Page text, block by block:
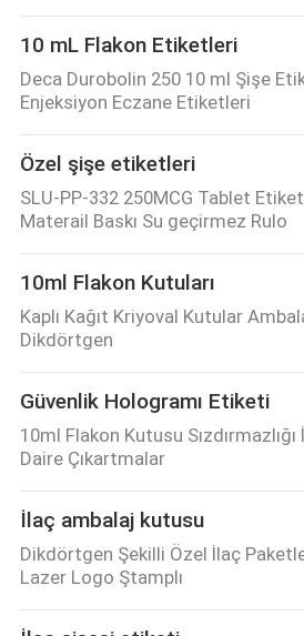
10 mL Flakon Etiketleri
Deca Durobolin 250 10 ml Şişe
Enjeksiyon Eczane Etiketleri
Özel şişe etiketleri
SLU-PP-332 250MCG Tablet
Materail Baskı Su geçirmez Rulo
10ml Flakon Kutuları
Kaplı Kağıt Kriyoval Kutular
Dikdörtgen
Güvenlik Hologramı Etiketi
10ml Flakon Kutusu
Daire Çıkartmalar
İlaç ambalaj kutusu
Dikdörtgen Şekilli Özel İlaç
Lazer Logo Ştamplı